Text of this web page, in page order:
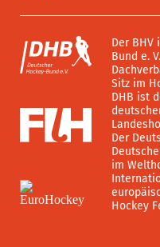
Der
Bund e.
Sitz im
DHB ist
Der
im
Hockey